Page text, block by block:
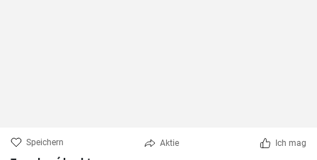
Speichern Aktie Ich mag